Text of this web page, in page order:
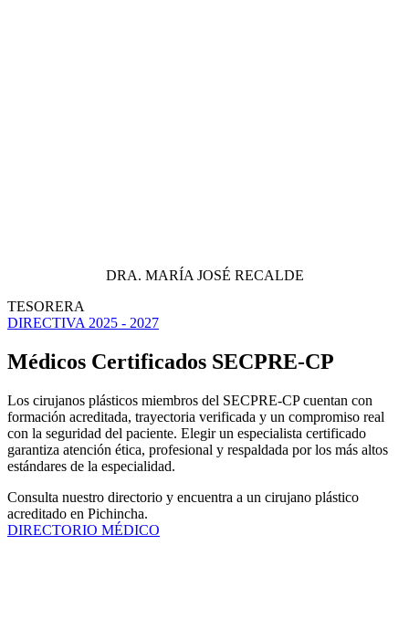
DRA. MARÍA JOSÉ RECALDE
TESORERA
DIRECTIVA 2025 - 2027
Médicos Certificados SECPRE-CP
Los cirujanos plásticos miembros del SECPRE-CP cuentan con
formación acreditada, trayectoria verificada y un compromiso real
con la seguridad del paciente. Elegir un especialista certificado
garantiza atención ética, profesional y respaldada por los más altos
estándares de la especialidad.
Consulta nuestro directorio y encuentra a un cirujano plástico
acreditado en Pichincha.
DIRECTORIO MÉDICO